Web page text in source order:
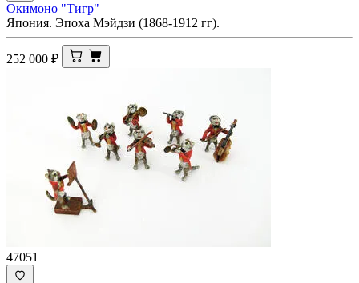
Окимоно "Тигр"
Япония. Эпоха Мэйдзи (1868-1912 гг).
252 000 ₽
47051